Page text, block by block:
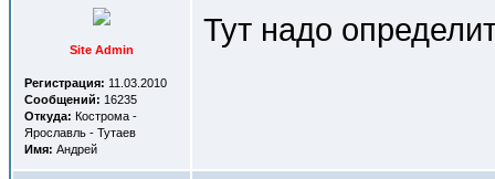
Site Admin
Регистрация: 11.03.2010
Сообщений: 16235
Откуда: Кострома -
Ярославль - Тутаев
Имя: Андрей
Тут надо